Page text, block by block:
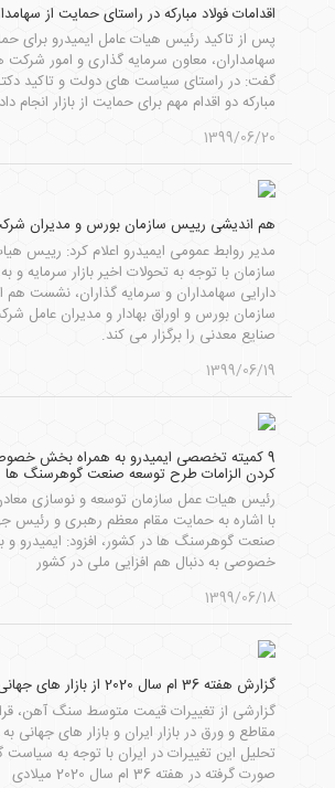
اقدامات فولاد مبارکه در راستای حمایت از
پس از تاکید رئیس هیات عامل ایمیدرو برای
سهامداران، معاون سرمایه گذاری و امور شرکت
گفت: در راستای سیاست های دولت و تاکید دکتر
مبارکه دو اقدام مهم برای حمایت از بازار انجام
1399/06/20
هم اندیشی رییس سازمان بورس و مدیران
مدیر روابط عمومی ایمیدرو اعلام کرد: رییس
سازمان با توجه به تحولات اخیر بازار سرمایه و
دارایی سهامداران و سرمایه گذاران، نشست
سازمان بورس و اوراق بهادار و مدیران عامل
صنایع معدنی را برگزار می کند.
1399/06/19
9 کمیته تخصصی ایمیدرو به همراه بخش
کردن الزامات طرح توسعه صنعت گوهرسنگ ها
رئیس هیات عمل سازمان توسعه و نوسازی
با اشاره به حمایت مقام معظم رهبری و رئیس
صنعت گوهرسنگ ها در کشور، افزود: ایمیدرو
خصوصی به دنبال هم افزایی ملی در کشور
1399/06/18
گزارش هفته 36 ام سال 2020 از بازار های جهانی فولاد
گزارشی از تغییرات قیمت متوسط سنگ آهن،
مقاطع و ورق در بازار ایران و بازار های جهانی
تحلیل این تغییرات در ایران با توجه به
صورت گرفته در هفته 36 ام سال 2020 میلادی